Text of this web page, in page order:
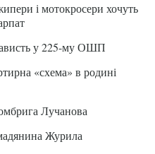
і мотокросери хочуть
у 225-му ОШП
«схема» в родині
Лучанова
Журила